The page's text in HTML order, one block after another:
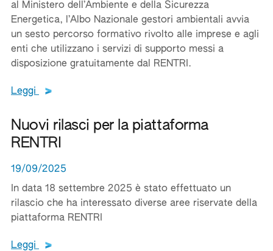
al Ministero dell’Ambiente e della Sicurezza
Energetica, l’Albo Nazionale gestori ambientali avvia
un sesto percorso formativo rivolto alle imprese e agli
enti che utilizzano i servizi di supporto messi a
disposizione gratuitamente dal RENTRI.
Leggi Leggi tutto il testo del documento
Nuovi rilasci per la piattaforma
RENTRI
19/09/2025
In data 18 settembre 2025 è stato effettuato un
rilascio che ha interessato diverse aree riservate della
piattaforma RENTRI
Leggi Leggi tutto il testo del documento